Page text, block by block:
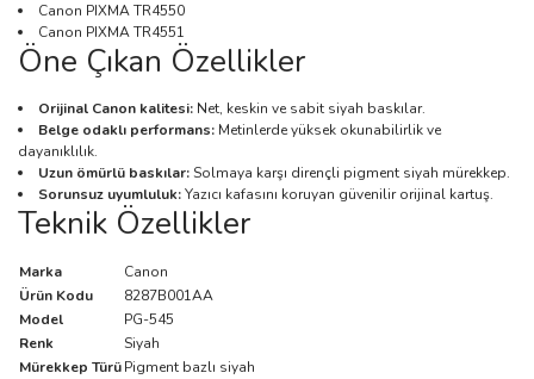
Canon PIXMA TR4550
Canon PIXMA TR4551
Öne Çıkan Özellikler
Orijinal Canon kalitesi: Net, keskin ve sabit siyah baskılar.
Belge odaklı performans: Metinlerde yüksek okunabilirlik ve
dayanıklılık.
Uzun ömürlü baskılar:Solmaya karşı dirençli pigment siyah mürekkep.
Sorunsuz uyumluluk:Yazıcı kafasını koruyan güvenilir orijinal kartuş.
Teknik Özellikler
Marka
Canon
Ürün Kodu
8287B001AA
Model
PG-545
Renk
Siyah
Mürekkep TürüPigment bazlı siyah